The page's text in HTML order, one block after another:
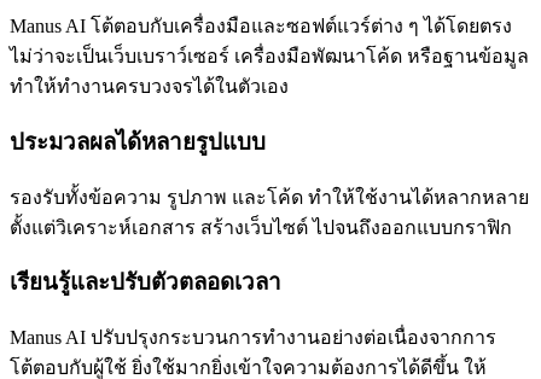
Manus AI โต้ตอบกับเครื่องมือและซอฟต์แวร์ต่าง ๆ ได้โดยตรง
ไม่ว่าจะเป็นเว็บเบราว์เซอร์ เครื่องมือพัฒนาโค้ด หรือฐานข้อมูล
ทำให้ทำงานครบวงจรได้ในตัวเอง
ประมวลผลได้หลายรูปแบบ
รองรับทั้งข้อความ รูปภาพ และโค้ด ทำให้ใช้งานได้หลากหลาย
ตั้งแต่วิเคราะห์เอกสาร สร้างเว็บไซต์ ไปจนถึงออกแบบกราฟิก
เรียนรู้และปรับตัวตลอดเวลา
Manus AI ปรับปรุงกระบวนการทำงานอย่างต่อเนื่องจากการ
โต้ตอบกับผู้ใช้ ยิ่งใช้มากยิ่งเข้าใจความต้องการได้ดีขึ้น ให้